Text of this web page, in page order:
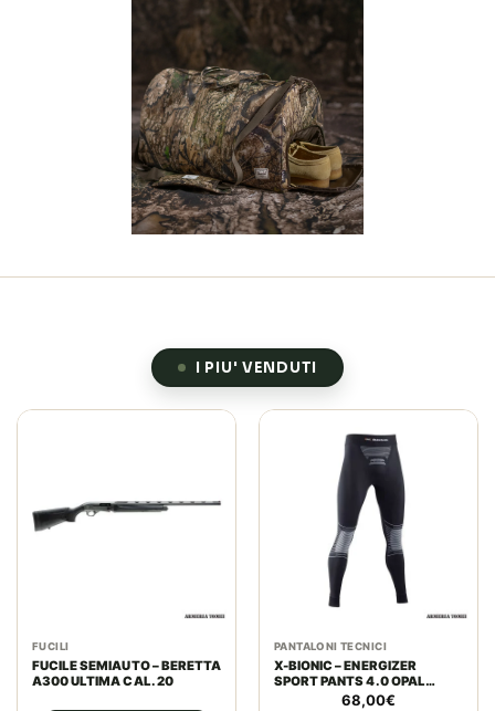
I PIU' VENDUTI
FUCILI
FUCILE SEMIAUTO – BERETTA
A300 ULTIMA CAL. 20
PANTALONI TECNICI
X-BIONIC – ENERGIZER
SPORT PANTS 4.0 OPAL
BLACK/ARCTIC WHITE
68,00€